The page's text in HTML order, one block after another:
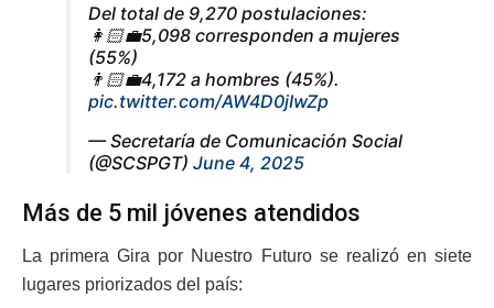
Del total de 9,270 postulaciones:
👩🏻‍💼5,098 corresponden a mujeres
(55%)
👨🏻‍💼4,172 a hombres (45%).
pic.twitter.com/AW4D0jIwZp
— Secretaría de Comunicación Social
(@SCSPGT) June 4, 2025
Más de 5 mil jóvenes atendidos
La primera Gira por Nuestro Futuro se realizó en siete
lugares priorizados del país: